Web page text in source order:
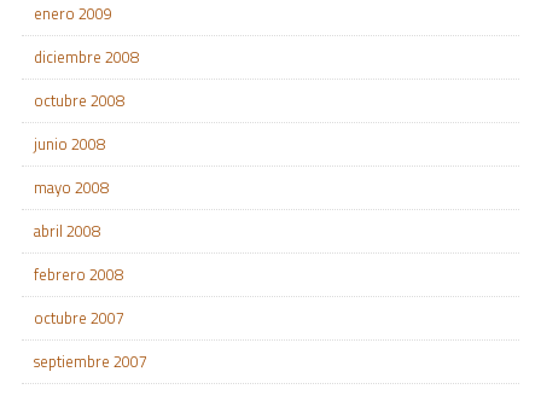
enero 2009
diciembre 2008
octubre 2008
junio 2008
mayo 2008
abril 2008
febrero 2008
octubre 2007
septiembre 2007